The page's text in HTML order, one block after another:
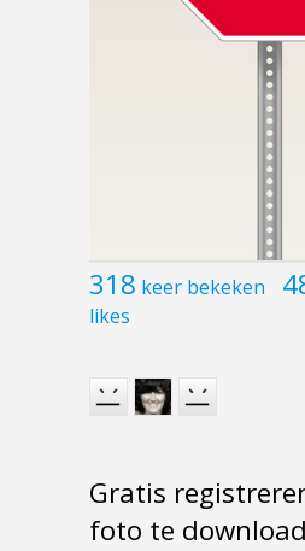
318 keer bekeken
likes
Gratis
foto te